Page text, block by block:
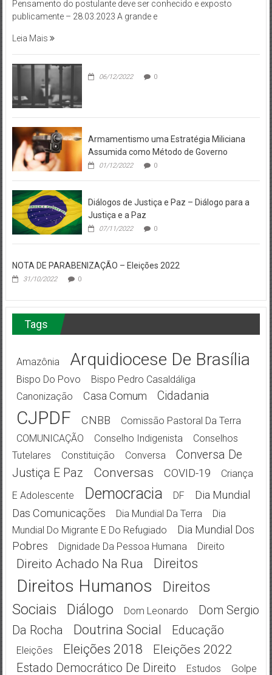
Pensamento do postulante deve ser conhecido e exposto
publicamente – 28.03.2023 A grande e
Leia Mais
06/12/2022 0
Armamentismo uma Estratégia Miliciana
Assumida como Método de Governo
01/12/2022 0
Diálogos de Justiça e Paz – Diálogo para a
Justiça e a Paz
07/11/2022 0
NOTA DE PARABENIZAÇÃO – Eleições 2022
31/10/2022 0
Tags
Amazônia Arquidiocese De Brasília
Bispo Do Povo
Bispo Pedro Casaldáliga
Canonização
Casa Comum Cidadania
CJPDF CNBB
Comissão Pastoral Da Terra
COMUNICAÇÃO
Conselho Indigenista
Conselhos
Tutelares
Constituição Conversa
Conversa De
Justiça E Paz
Conversas COVID-19
Criança
E Adolescente
Democracia DF
Dia Mundial
Das Comunicações
Dia Mundial Da Terra
Dia
Mundial Do Migrante E Do Refugiado
Dia Mundial Dos
Pobres
Dignidade Da Pessoa Humana Direito
Direito Achado Na Rua Direitos
Direitos Humanos
Direitos
Sociais
Diálogo Dom Leonardo
Dom Sergio
Da Rocha
Doutrina Social Educação
Eleições Eleições 2018 Eleições 2022
Estado Democrático De Direito Estudos
Golpe